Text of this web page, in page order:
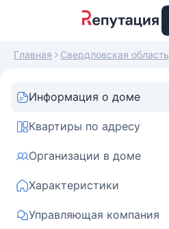
Главная Свердловская область
Информация о доме
Квартиры по адресу
Организации в доме
Характеристики
Управляющая компания